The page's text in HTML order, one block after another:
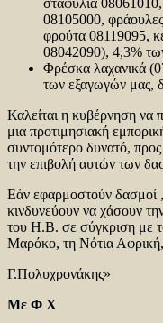
08105000,
φρούτα 08119095,
08042090), 4,3%
Φρέσκα λαχανικά
των εξαγωγών μας,
Καλείται η κυβέρνηση να
μια προτιμησιακή
συντομότερο δυνατό,
την επιβολή αυτών των
Εάν εφαρμοστούν δασμοί
κινδυνεύουν να χάσουν
του Η.Β. σε σύγκριση με
Μαρόκο, τη Νότια
Γ.Πολυχρονάκης»
Με Φ Χ